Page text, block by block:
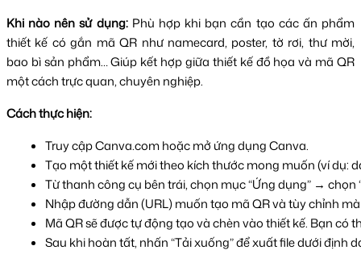
Khi nào nên sử dụng:Phù hợp khi bạn cần tạo các ấn phẩm
thiết kế có gắn mã QR như namecard, poster, tờ rơi, thư mời,
bao bì sản phẩm… Giúp kết hợp giữa thiết kế đồ họa và mã QR
một cách trực quan, chuyên nghiệp.
Cách thực hiện:
Truy cập Canva.com hoặc mở ứng dụng Canva.
Tạo một thiết kế mới theo kích thước mong muốn (ví dụ:
Từ thanh công cụ bên trái, chọn mục “Ứng dụng” → chọn
Nhập đường dẫn (URL) muốn tạo mã QR và tùy chỉnh
Mã QR sẽ được tự động tạo và chèn vào thiết kế. Bạn có
Sau khi hoàn tất, nhấn “Tải xuống” để xuất file dưới định